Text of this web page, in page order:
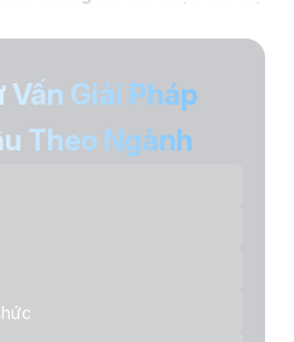
Giải Pháp
Theo Ngành